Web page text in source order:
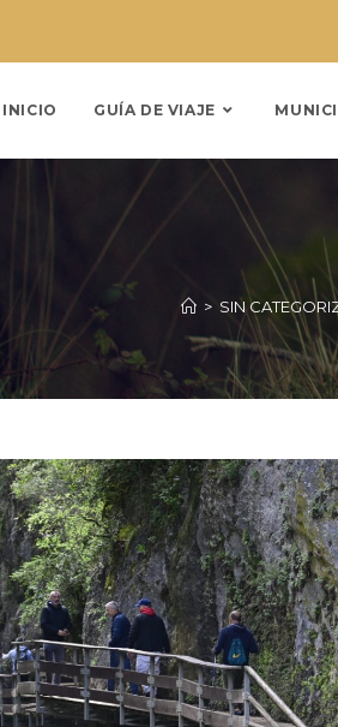
INICIO GUÍA DE VIAJE
> SIN